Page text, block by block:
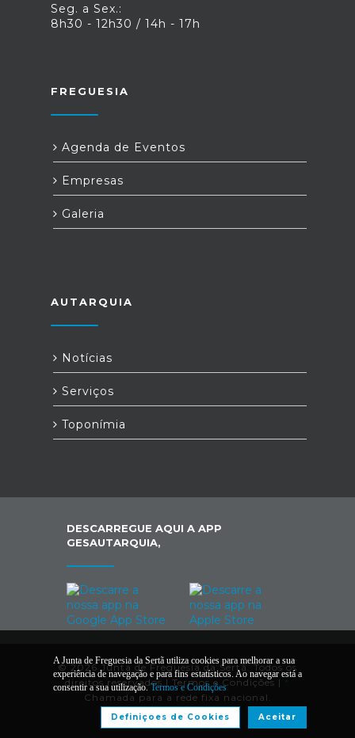
Seg. a Sex.:
8h30 - 12h30 / 14h - 17h
FREGUESIA
Agenda de Eventos
Empresas
Galeria
AUTARQUIA
Notícias
Serviços
Toponímia
DESCARREGUE AQUI A APP
GESAUTARQUIA,
© 2026 Junta de Freguesia da Sertã. Todos os
direitos reservados | Termos e Condições | *
Chamada para a rede fixa nacional.
A Junta de Freguesia da Sertã utiliza cookies para melhorar a sua
experiência de navegação e para fins estatísticos. Ao navegar está a
consentir a sua utilização.Termos e Condições
Aceitar
Definiçoes de Cookies